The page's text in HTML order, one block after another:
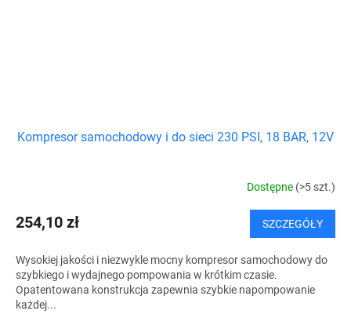
Kompresor samochodowy i do sieci 230 PSI, 18 BAR, 12V
Dostępne (>5 szt.)
254,10 zł SZCZEGÓŁY
Wysokiej jakości i niezwykle mocny kompresor samochodowy do
szybkiego i wydajnego pompowania w krótkim czasie.
Opatentowana konstrukcja zapewnia szybkie napompowanie
każdej...